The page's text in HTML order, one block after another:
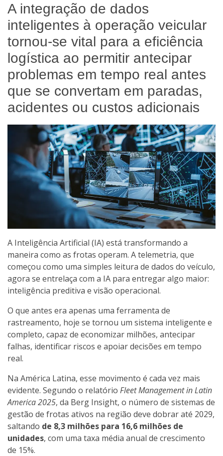
A integração de dados
inteligentes à operação veicular
tornou-se vital para a eficiência
logística ao permitir antecipar
problemas em tempo real antes
que se convertam em paradas,
acidentes ou custos adicionais
A Inteligência Artificial (IA) está transformando a
maneira como as frotas operam. A telemetria, que
começou como uma simples leitura de dados do veículo,
agora se entrelaça com a IA para entregar algo maior:
inteligência preditiva e visão operacional.
O que antes era apenas uma ferramenta de
rastreamento, hoje se tornou um sistema inteligente e
completo, capaz de economizar milhões, antecipar
falhas, identificar riscos e apoiar decisões em tempo
real.
Na América Latina, esse movimento é cada vez mais
evidente. Segundo o relatório Fleet Management in Latin
America 2025, da Berg Insight, o número de sistemas de
gestão de frotas ativos na região deve dobrar até 2029,
saltando de 8,3 milhões para 16,6 milhões de
unidades, com uma taxa média anual de crescimento
de 15%.